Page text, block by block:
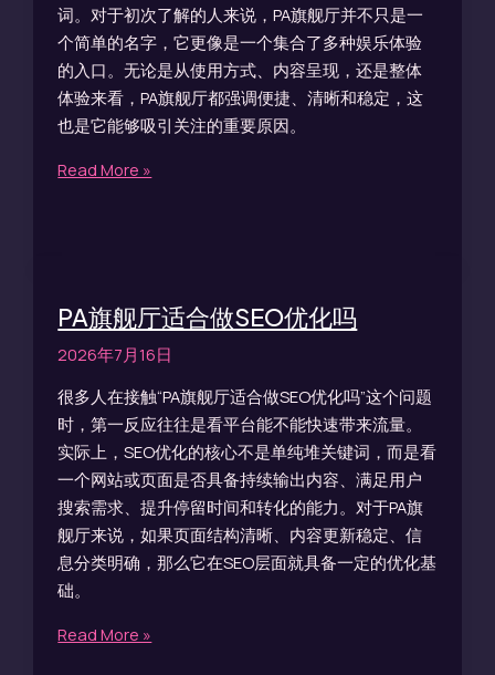
词。对于初次了解的人来说，PA旗舰厅并不只是一
个简单的名字，它更像是一个集合了多种娱乐体验
的入口。无论是从使用方式、内容呈现，还是整体
体验来看，PA旗舰厅都强调便捷、清晰和稳定，这
也是它能够吸引关注的重要原因。
Read More »
PA旗舰厅适合做SEO优化吗
2026年7月16日
很多人在接触“PA旗舰厅适合做SEO优化吗”这个问题
时，第一反应往往是看平台能不能快速带来流量。
实际上，SEO优化的核心不是单纯堆关键词，而是看
一个网站或页面是否具备持续输出内容、满足用户
搜索需求、提升停留时间和转化的能力。对于PA旗
舰厅来说，如果页面结构清晰、内容更新稳定、信
息分类明确，那么它在SEO层面就具备一定的优化基
础。
Read More »